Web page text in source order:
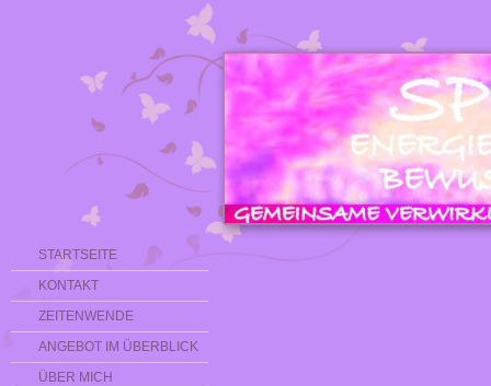
STARTSEITE
KONTAKT
ZEITENWENDE
ANGEBOT IM ÜBERBLICK
ÜBER MICH